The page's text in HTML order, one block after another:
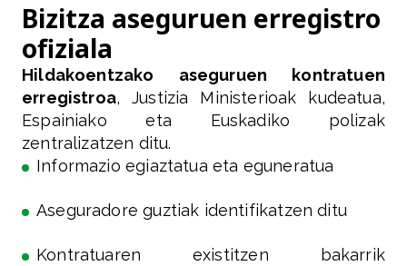
Bizitza aseguruen erregistro
ofiziala
Hildakoentzako aseguruen kontratuen
erregistroa, Justizia Ministerioak kudeatua,
Espainiako eta Euskadiko polizak
zentralizatzen ditu.
Informazio egiaztatua eta eguneratua
Aseguradore guztiak identifikatzen ditu
Kontratuaren existitzen bakarrik